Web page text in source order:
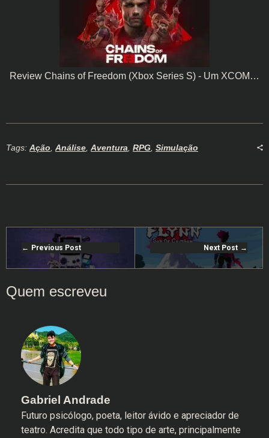
Review Chains of Freedom (Xbox Series S) - Um XCOM…
Tags: Ação, Análise, Aventura, RPG, Simulação
Previous Post Next Post
Gabriel Andrade
Futuro psicólogo, poeta, leitor ávido e apreciador de
teatro. Acredita que todo tipo de arte, principalmente